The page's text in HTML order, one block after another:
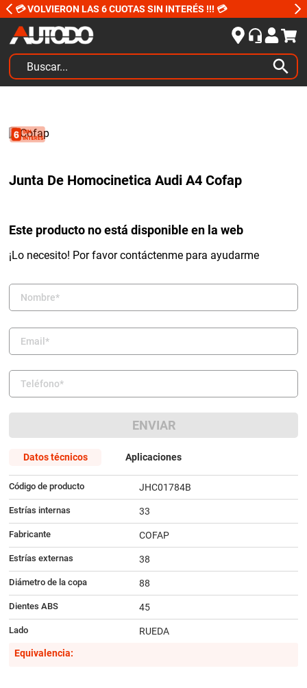
💳 VOLVIERON LAS 6 CUOTAS SIN INTERÉS !!! 💳
Buscar...
Junta De Homocinetica Audi A4 Cofap
Este producto no está disponible en la web
¡Lo necesito! Por favor contáctenme para ayudarme
ENVIAR
Datos técnicos Aplicaciones
Código de producto JHC01784B
Estrías internas 33
Fabricante COFAP
Estrías externas 38
Diámetro de la copa 88
Dientes ABS 45
Lado
RUEDA
Equivalencia:
2.
amortiguadores
renault
9.
amortiguador
10. citroen c4